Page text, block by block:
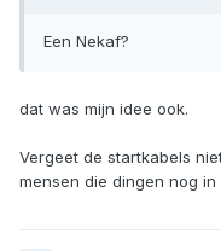
Een Nekaf?
dat was mijn idee ook.
Vergeet de startkabels
mensen die dingen nog